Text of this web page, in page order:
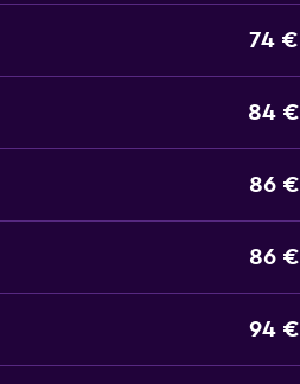
74 €
84 €
86 €
86 €
94 €